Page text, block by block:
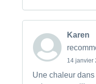
Karen
14 janvier
Une chaleur